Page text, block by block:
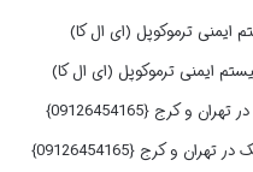
ایمنی ترموکوپل (ای ال کا)
ایمنی ترموکوپل (ای ال کا)
و کرج {09126454165}
و کرج {09126454165}